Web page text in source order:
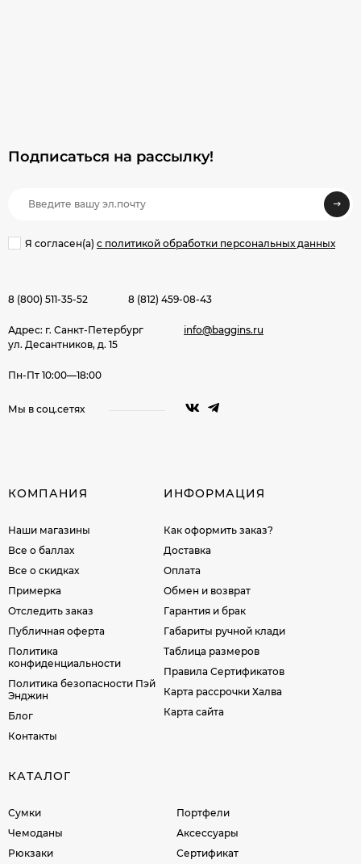
Подписаться на рассылкy!
Я согласен(a) с политикой обработки персональных данных
8 (800) 511-35-52 8 (812) 459-08-43
Адрес: г. Санкт-Петербург
ул. Десантников, д. 15
info@baggins.ru
Пн-Пт 10:00—18:00
Мы в соц.сетях
КОМПАНИЯ
Наши магазины
Все о баллах
Все о скидках
Примерка
Отследить заказ
Публичная оферта
Политика
конфиденциальности
Политика безопасности Пэй
Энджин
Блог
Контакты
ИНФОРМАЦИЯ
Как оформить заказ?
Доставка
Оплата
Обмен и возврат
Гарантия и брак
Габариты ручной клади
Таблица размеров
Правила Сертификатов
Карта рассрочки Халва
Карта сайта
КАТАЛОГ
Сумки
Чемоданы
Рюкзаки
Портфели
Аксессуары
Сертификат